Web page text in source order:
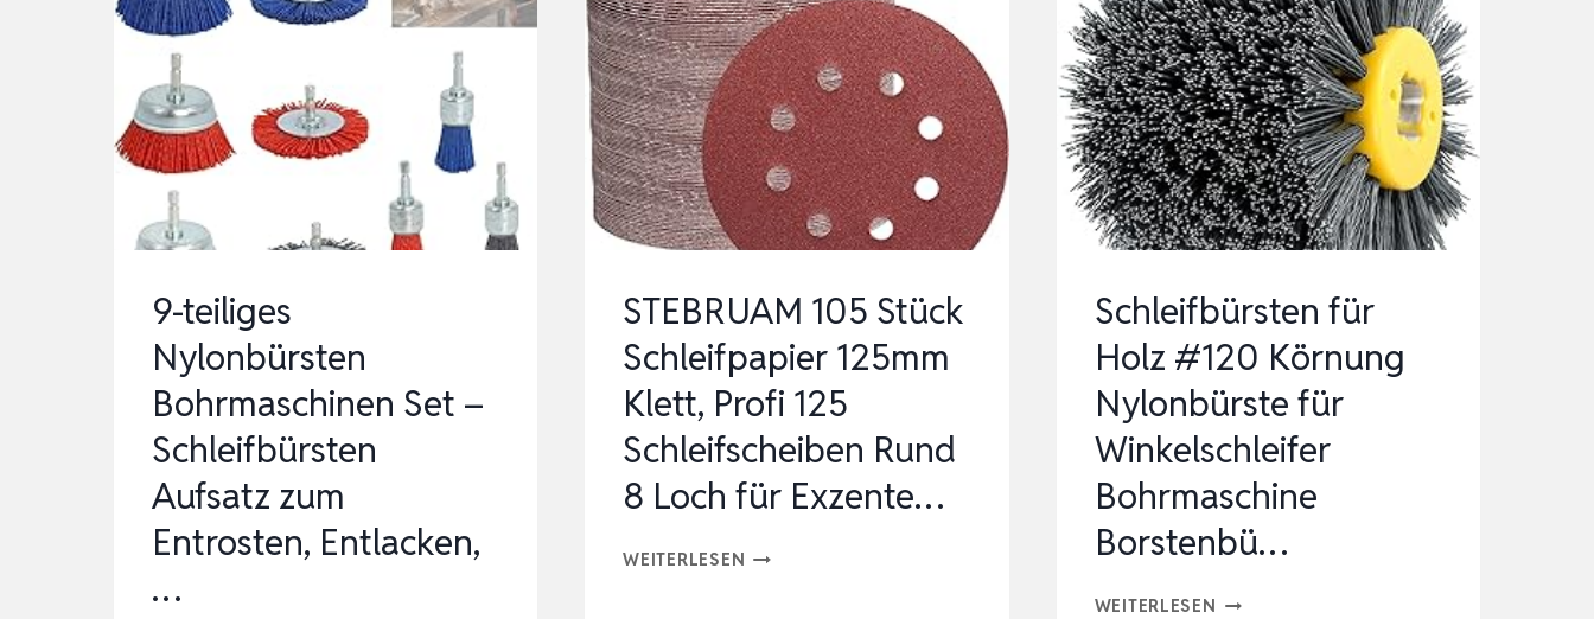
9-teiliges
Nylonbürsten
Bohrmaschinen Set –
Schleifbürsten
Aufsatz zum
Entrosten, Entlacken,
…
STEBRUAM 105 Stück
Schleifpapier 125mm
Klett, Profi 125
Schleifscheiben Rund
8 Loch für Exzente…
WEITERLESEN STEBRUAM
Schleifbürsten für
Holz #120 Körnung
Nylonbürste für
Winkelschleifer
Bohrmaschine
Borstenbü…
WEITERLESEN SCHLEIFBÜRSTEN